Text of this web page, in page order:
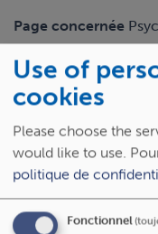
Page concernée
Email
Retour
Use of
cookies
Please choose the
would like to use.
politique de
Fonctionnel